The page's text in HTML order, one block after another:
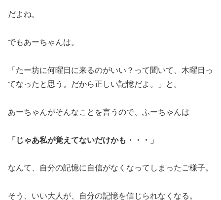
だよね。
でもあーちゃんは。
「たー坊に何曜日に来るのがいい？って聞いて、木曜日っ
てなったと思う。だから正しい記憶だよ。」と。
あーちゃんがそんなことを言うので、ふーちゃんは
「じゃあ私が覚えてないだけかも・・・」
なんて、自分の記憶に自信がなくなってしまったご様子。
そう、いい大人が、自分の記憶を信じられなくなる。